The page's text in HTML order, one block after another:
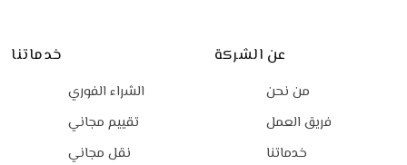
عن الشركة
من نحن
فريق العمل
خدماتنا
خدماتنا
الشراء الفوري
تقييم مجاني
نقل مجاني